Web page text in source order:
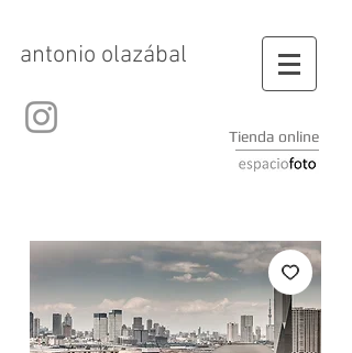
antonio olazábal
Tienda online